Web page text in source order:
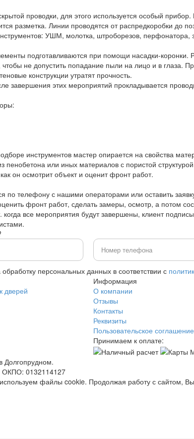
проводки, для этого используется особый
разметка. Линии проводятся от распредкоробки до
УШМ, молотка, штроборезов, перфонатора,
подготавливаются при помощи насадки-коронки.
не допустить попадание пыли на лицо и в глаза.
конструкции утратят прочность.
завершения этих мероприятий прокладывается
инструментов мастер опирается на свойства
или иных материалов с пористой структурой
он осмотрит объект и оценит фронт работ.
по телефону с нашими операторами или оставить
фронт работ, сделать замеры, осмотр, а потом
все мероприятия будут завершены, клиент
персональных данных в соответствии с
дверей
Информация
О компании
Отзывы
Контакты
Реквизиты
Пользовательское соглашение
Принимаем к оплате:
Долгопрудном.
0132114127
файлы cookie. Продолжая работу с сайтом,